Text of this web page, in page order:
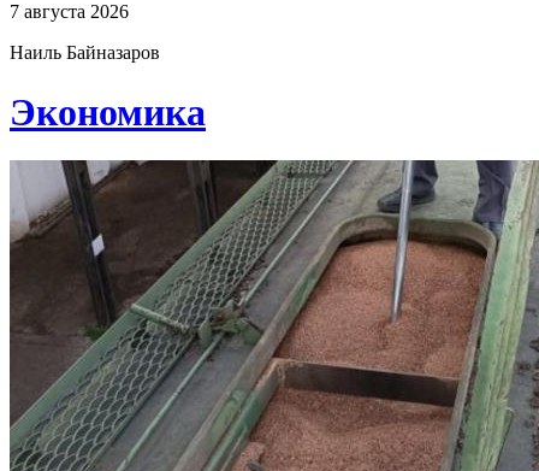
7 августа 2026
Наиль Байназаров
Экономика